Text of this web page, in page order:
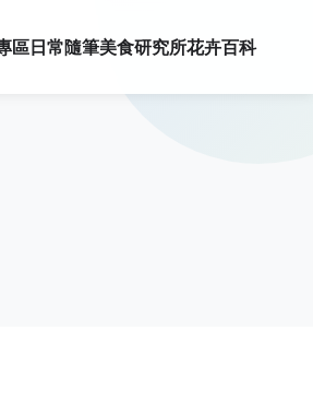
區日常隨筆美食研究所花卉百科